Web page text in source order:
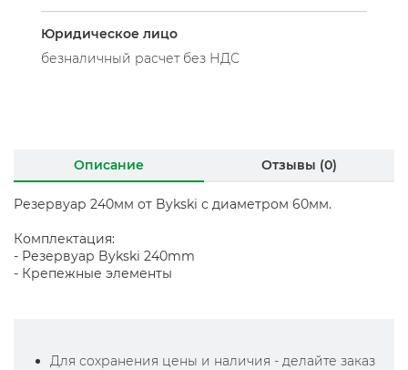
Юридическое лицо
безналичный расчет без НДС
Описание Отзывы (0)
Резервуар 240мм от Bykski с диаметром 60мм.
Комплектация:
- Резервуар Bykski 240mm
- Крепежные элементы
Для сохранения цены и наличия - делайте заказ